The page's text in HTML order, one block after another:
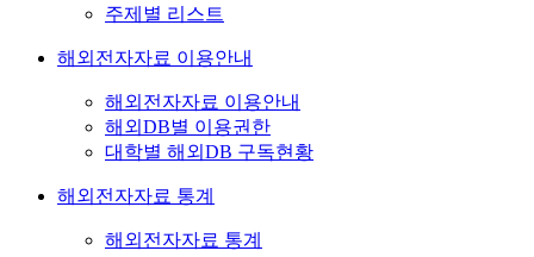
주제별 리스트
해외전자자료 이용안내
해외전자자료 이용안내
해외DB별 이용권한
대학별 해외DB 구독현황
해외전자자료 통계
해외전자자료 통계